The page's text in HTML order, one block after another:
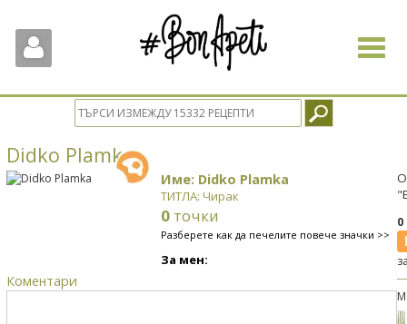
Toggle
Didko Plamka
Име: Didko Plamka
ТИТЛА: Чирак
0 точки
Разберете как да печелите повече значки >>
За мен:
Коментари